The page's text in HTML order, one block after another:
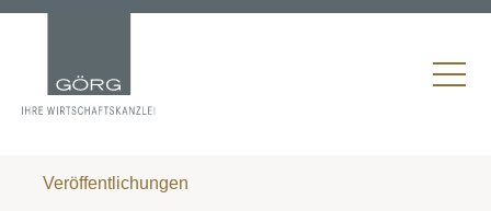
Veröffentlichungen